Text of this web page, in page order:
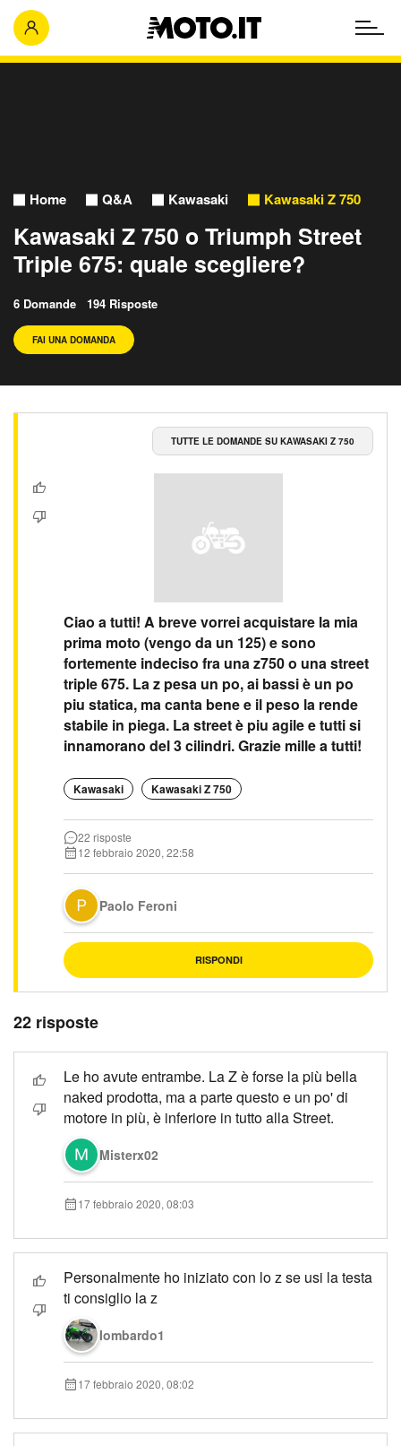
Home Q&A Kawasaki Kawasaki Z 750
Kawasaki Z 750 o Triumph Street
Triple 675: quale scegliere?
6 Domande 194 Risposte
FAI UNA DOMANDA
TUTTE LE DOMANDE SU KAWASAKI Z 750
Ciao a tutti! A breve vorrei acquistare la mia
prima moto (vengo da un 125) e sono
fortemente indeciso fra una z750 o una street
triple 675. La z pesa un po, ai bassi è un po
piu statica, ma canta bene e il peso la rende
stabile in piega. La street è piu agile e tutti si
innamorano del 3 cilindri. Grazie mille a tutti!
Kawasaki Kawasaki Z 750
22 risposte
12 febbraio 2020, 22:58
Paolo Feroni
RISPONDI
22 risposte
Le ho avute entrambe. La Z è forse la più bella
naked prodotta, ma a parte questo e un po' di
motore in più, è inferiore in tutto alla Street.
Misterx02
17 febbraio 2020, 08:03
Personalmente ho iniziato con lo z se usi la testa
ti consiglio la z
lombardo1
17 febbraio 2020, 08:02